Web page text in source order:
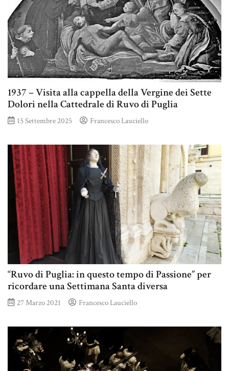
1937 – Visita alla cappella della Vergine dei Sette
Dolori nella Cattedrale di Ruvo di Puglia
15 Settembre 2025 Francesco Lauciello
“Ruvo di Puglia: in questo tempo di Passione” per
ricordare una Settimana Santa diversa
27 Marzo 2021 Francesco Lauciello